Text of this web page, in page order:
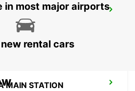
MAIN STATION
in most major airports
rental cars